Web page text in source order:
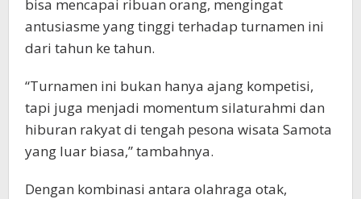
bisa mencapai ribuan orang, mengingat
antusiasme yang tinggi terhadap turnamen ini
dari tahun ke tahun.
“Turnamen ini bukan hanya ajang kompetisi,
tapi juga menjadi momentum silaturahmi dan
hiburan rakyat di tengah pesona wisata Samota
yang luar biasa,” tambahnya.
Dengan kombinasi antara olahraga otak,